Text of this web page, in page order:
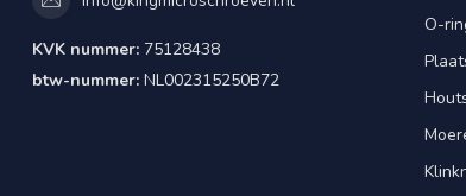
KVK nummer: 75128438
btw-nummer: NL002315250B72
O-